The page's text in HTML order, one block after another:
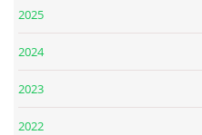
2025
2024
2023
2022